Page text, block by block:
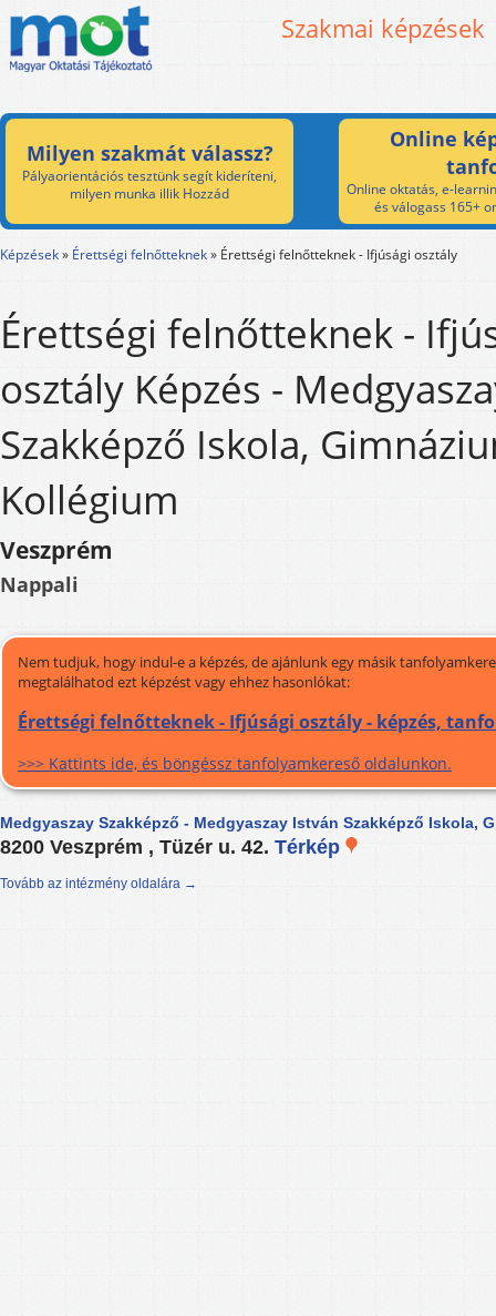
Szakmai képzések
Milyen szakmát válassz?
Pályaorientációs tesztünk segít kideríteni,
milyen munka illik Hozzád
Online
Online oktatás, e-
és válogass 165+
Képzések» Érettségi felnőtteknek» Érettségi felnőtteknek - Ifjúsági osztály
Érettségi felnőtteknek -
osztály Képzés -
Szakképző Iskola,
Kollégium
Veszprém
Nappali
Nem tudjuk, hogy indul-e a képzés, de ajánlunk egy másik
megtalálhatod ezt képzést vagy ehhez hasonlókat:
Érettségi felnőtteknek - Ifjúsági osztály - képzés,
>>> Kattints ide, és böngéssz tanfolyamkereső oldalunkon.
Medgyaszay Szakképző - Medgyaszay István Szakképző Iskola,
8200 Veszprém , Tüzér u. 42. Térkép
Tovább az intézmény oldalára →